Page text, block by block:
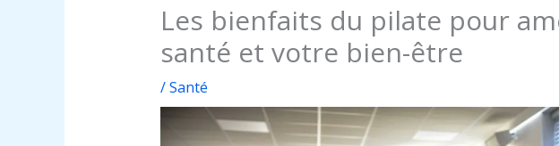
Les bienfaits du pilate pour
santé et votre bien-être
/Santé